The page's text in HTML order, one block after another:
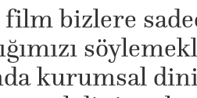
bizlere
kurumsal